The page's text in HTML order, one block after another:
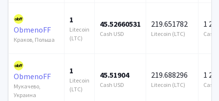
ObmenoFF
Краков, Польша
1
Litecoin
(LTC)
45.52660531
Cash USD
219.651782
Litecoin (LTC)
1
Cash
ObmenoFF
Мукачево,
Украина
1
Litecoin
(LTC)
45.51904
Cash USD
219.688296
Litecoin (LTC)
1
Cash